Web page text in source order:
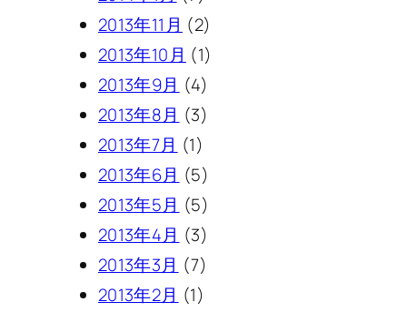
2013年11月 (2)
2013年10月 (1)
2013年9月 (4)
2013年8月 (3)
2013年7月 (1)
2013年6月 (5)
2013年5月 (5)
2013年4月 (3)
2013年3月 (7)
2013年2月 (1)